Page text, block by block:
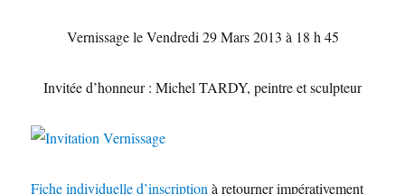
Vernissage le Vendredi 29 Mars 2013 à 18 h 45
Invitée d’honneur : Michel TARDY, peintre et sculpteur
Fiche individuelle d’inscriptionà retourner impérativement